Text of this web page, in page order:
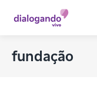
fundação